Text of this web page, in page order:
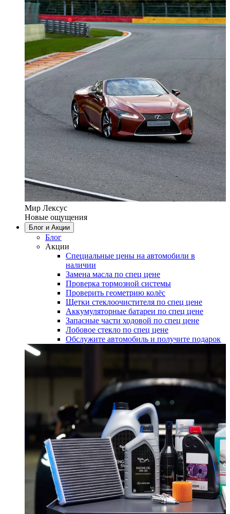
Мир Лексус
Новые ощущения
Блог и Акции
Блог
Акции
Специальные цены на автомобили в
наличии
Замена масла по спец цене
Проверка тормозной системы
Проверить геометрию колёс
Щетки стеклоочистителя по спец цене
Аккумуляторные батареи по спец цене
Запасные части ходовой по спец цене
Лобовое стекло по спец цене
Обслужите автомобиль и получите подарок